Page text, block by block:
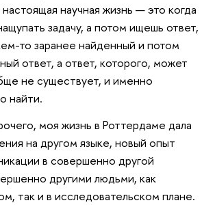
научная жизнь — это когда
задачу, а потом ищешь ответ,
то заранее найденный и потом
ответ, а ответ, которого, может
не существует, и именно
найти.
моя жизнь в Роттердаме дала
на другом языке, новый опыт
в совершенно другой
другими людьми, как
так и в исследовательском плане.